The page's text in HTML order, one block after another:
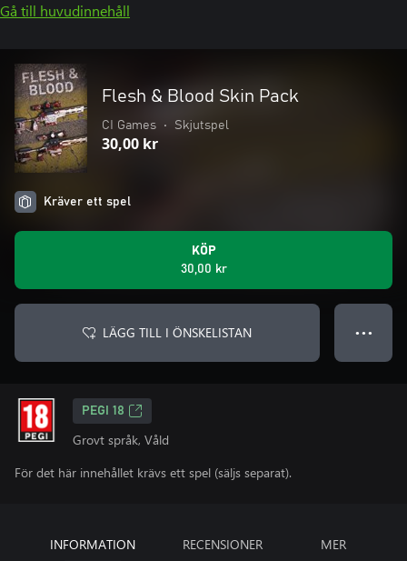
Gå till huvudinnehåll
Flesh & Blood Skin Pack
CI Games • Skjutspel
30,00 kr
Kräver ett spel
KÖP
30,00 kr
LÄGG TILL I ÖNSKELISTAN ● ● ●
PEGI 18
Grovt språk, Våld
För det här innehållet krävs ett spel (säljs separat).
INFORMATION RECENSIONER MER